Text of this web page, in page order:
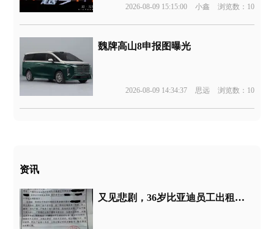
2026-08-09 15:15:00 小鑫 浏览数：10
魏牌高山8申报图曝光
2026-08-09 14:34:37 思远 浏览数：10
资讯
又见悲剧，36岁比亚迪员工出租屋猝死